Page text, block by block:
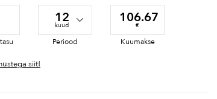
12
kuud
Periood
106.67
€
Kuumakse
siit!